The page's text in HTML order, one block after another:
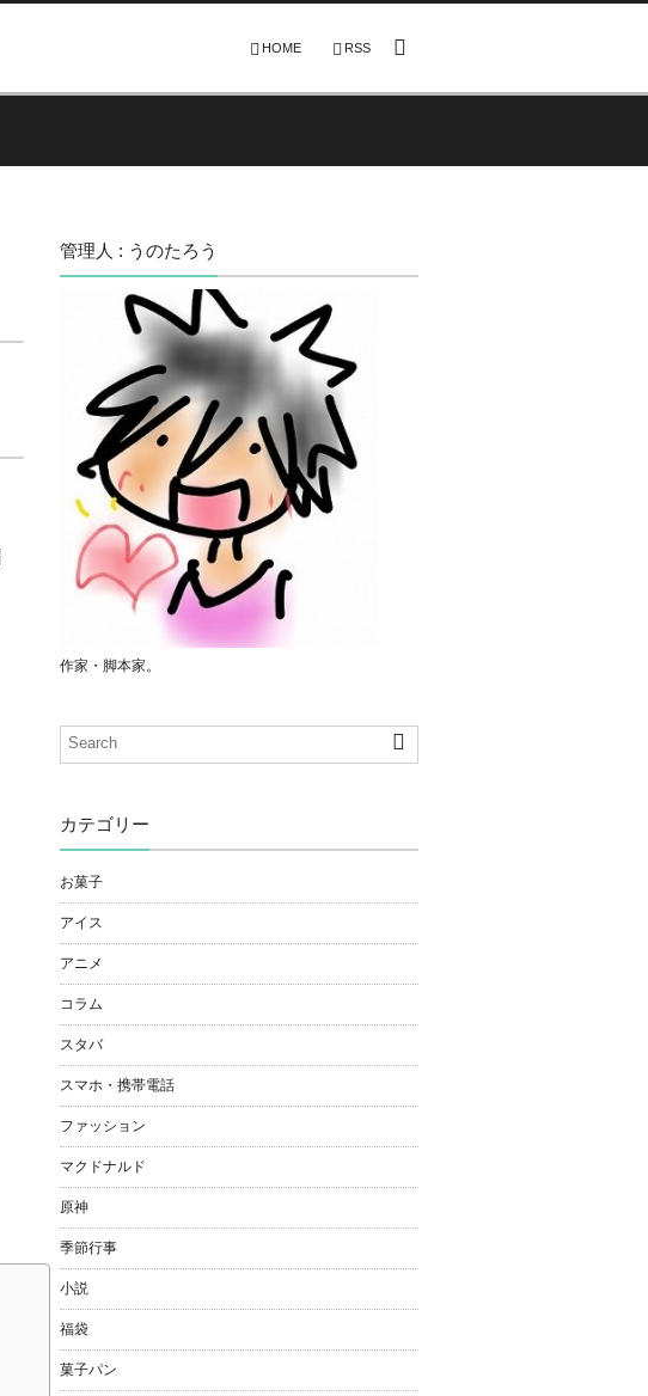
HOME RSS
管理人 : うのたろう
作家・脚本家。
カテゴリー
お菓子
アイス
アニメ
コラム
スタバ
スマホ・携帯電話
ファッション
マクドナルド
原神
季節行事
小説
福袋
菓子パン